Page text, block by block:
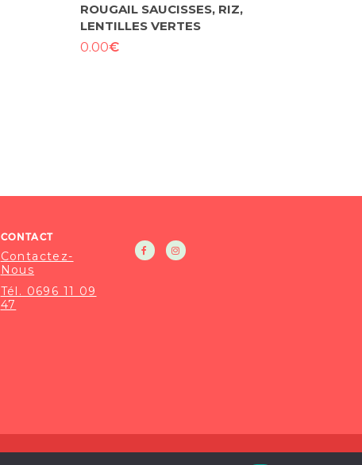
ROUGAIL SAUCISSES, RIZ,
LENTILLES VERTES
0.00€
CONTACT
Contactez-
Nous
Tél. 0696 11 09
47